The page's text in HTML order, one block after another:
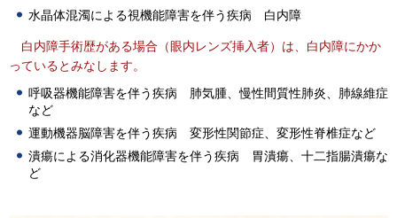
水晶体混濁による視機能障害を伴う疾病 白内障
白内障手術歴がある場合（眼内レンズ挿入者）は、白内障にかか
っているとみなします。
呼吸器機能障害を伴う疾病 肺気腫、慢性間質性肺炎、肺線維症
など
運動機器脳障害を伴う疾病 変形性関節症、変形性脊椎症など
潰瘍による消化器機能障害を伴う疾病 胃潰瘍、十二指腸潰瘍な
ど